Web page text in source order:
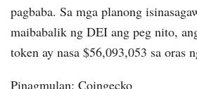
pagbaba. Sa mga planong
maibabalik ng DEI ang peg nito,
token ay nasa $56,093,053 sa oras
Pinagmulan: Coingecko